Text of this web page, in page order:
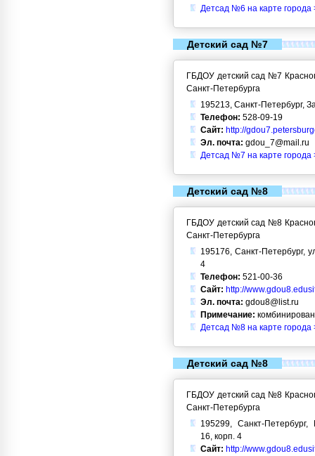
Детсад №6 на карте города
Детский сад №7
ГБДОУ детский сад №7
Санкт-Петербурга
195213, Санкт-Петербург,
Телефон: 528-09-19
Сайт: http://
Эл. почта: gdou_7@mail.ru
Детсад №7 на карте города
Детский сад №8
ГБДОУ детский сад №8
Санкт-Петербурга
195176, Санкт-Петербург,
4
Телефон: 521-00-36
Сайт: http://
Эл. почта: gdou8@list.ru
Примечание:
Детсад №8 на карте города
Детский сад №8
ГБДОУ детский сад №8
Санкт-Петербурга
195299, Санкт-
16, корп. 4
Сайт: http://